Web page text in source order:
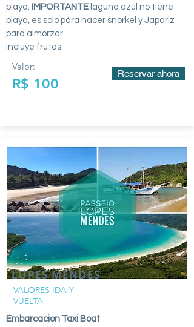
playa. IMPORTANTE laguna azul no tiene
playa, es solo pára hacer snorkel y Japariz
para almorzar
Incluye frutas
Valor:
R$ 100
Reservar ahora
LOPES MENDES
VALORES IDA Y
VUELTA
Embarcacion Taxi Boat